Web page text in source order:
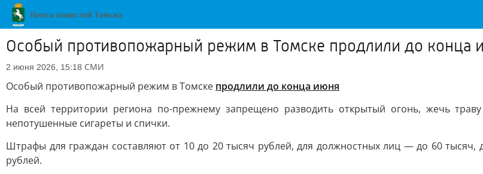
Особый противопожарный режим в Томске продлили до конца
2 июня 2026, 15:18 СМИ
Особый противопожарный режим в Томске продлили до конца июня
На всей территории региона по-прежнему запрещено разводить открытый огонь, жечь
непотушенные сигареты и спички.
Штрафы для граждан составляют от 10 до 20 тысяч рублей, для должностных лиц — до 60
рублей.